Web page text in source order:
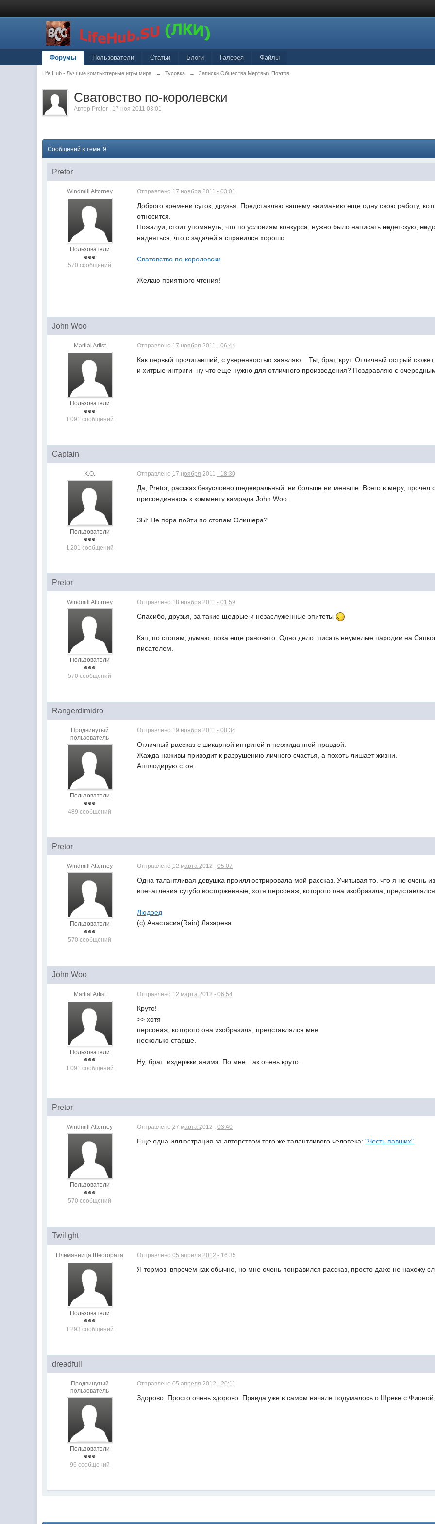
Форумы Пользователи Статьи Блоги Галерея Файлы
Life Hub - Лучшие компьютерные игры мира → Тусовка → Записки Общества Мертвых Поэтов
Сватовство по-королевски
Автор Pretor , 17 ноя 2011 03:01
Сообщений в теме: 9
Pretor
Windmill Attorney
Пользователи
570 сообщений
Отправлено 17 ноября 2011 - 03:01
Доброго времени суток, друзья. Представляю вашему вниманию еще одну свою работу,
относится.
Пожалуй, стоит упомянуть, что по условиям конкурса, нужно было написать недетскую, не
надеяться, что с задачей я справился хорошо.
Сватовство по-королевски
Желаю приятного чтения!
John Woo
Martial Artist
Пользователи
1 091 сообщений
Отправлено 17 ноября 2011 - 06:44
Как первый прочитавший, с уверенностью заявляю... Ты, брат, крут. Отличный острый
и хитрые интриги  ну что еще нужно для отличного произведения? Поздравляю с
Captain
К.О.
Пользователи
1 201 сообщений
Отправлено 17 ноября 2011 - 18:30
Да, Pretor, рассказ безусловно шедевральный  ни больше ни меньше. Всего в меру,
присоединяюсь к комменту камрада John Woo.
ЗЫ: Не пора пойти по стопам Олишера?
Pretor
Windmill Attorney
Пользователи
570 сообщений
Отправлено 18 ноября 2011 - 01:59
Спасибо, друзья, за такие щедрые и незаслуженные эпитеты
Кэп, по стопам, думаю, пока еще рановато. Одно дело  писать неумелые пародии на
писателем.
Rangerdimidro
Продвинутый
пользователь
Пользователи
489 сообщений
Отправлено 19 ноября 2011 - 08:34
Отличный рассказ с шикарной интригой и неожиданной правдой.
Жажда наживы приводит к разрушению личного счастья, а похоть лишает жизни.
Апплодирую стоя.
Pretor
Windmill Attorney
Пользователи
570 сообщений
Отправлено 12 марта 2012 - 05:07
Одна талантливая девушка проиллюстрировала мой рассказ. Учитывая то, что я не очень
впечатления сугубо восторженные, хотя персонаж, которого она изобразила,
Людоед
(с) Анастасия(Rain) Лазарева
John Woo
Martial Artist
Пользователи
1 091 сообщений
Отправлено 12 марта 2012 - 06:54
Круто!
>> хотя
персонаж, которого она изобразила, представлялся мне
несколько старше.
Ну, брат  издержки анимэ. По мне  так очень круто.
Pretor
Windmill Attorney
Пользователи
570 сообщений
Отправлено27 марта 2012 - 03:40
Еще одна иллюстрация за авторством того же талантливого человека:"Честь павших"
Twilight
Племянница Шеогората
Пользователи
1 293 сообщений
Отправлено05 апреля 2012 - 16:35
Я тормоз, впрочем как обычно, но мне очень понравился рассказ, просто даже не нахожу
dreadfull
Продвинутый
пользователь
Пользователи
96 сообщений
Отправлено05 апреля 2012 - 20:11
Здорово. Просто очень здорово. Правда уже в самом начале подумалось о Шреке с